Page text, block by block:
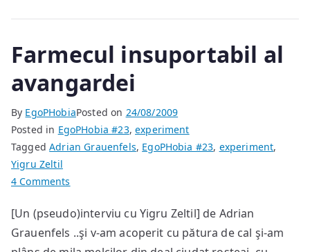
Farmecul insuportabil al
avangardei
By EgoPHobiaPosted on 24/08/2009
Posted in EgoPHobia #23,experiment
TaggedAdrian Grauenfels, EgoPHobia #23, experiment,
Yigru Zeltil
4 Comments
insuportabil
al
[Un (pseudo)interviu cu Yigru Zeltil] de Adrian
Grauenfels ..şi v-am acoperit cu pătura de cal şi-am